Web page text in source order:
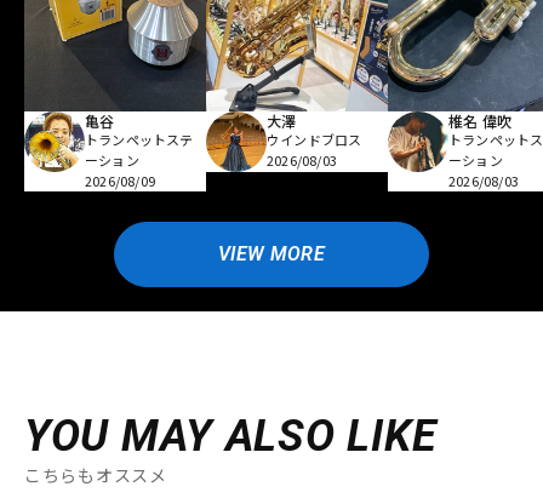
亀谷
トランペットステ
ーション
2026/08/09
大澤
ウインドブロス
2026/08/03
椎名 偉吹
トランペット
ーション
2026/08/03
VIEW MORE
YOU MAY ALSO LIKE
こちらもオススメ